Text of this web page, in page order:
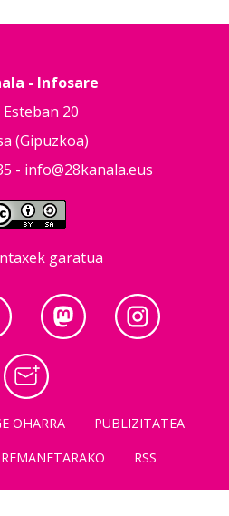
- Infosare
Esteban 20
(Gipuzkoa)
- info@28kanala.eus
garatua
OHARRA
PUBLIZITATEA
RSS